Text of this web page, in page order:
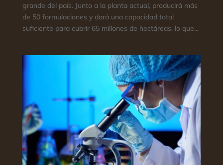
grande del país. Junto a la planta actual, producirá más
de 50 formulaciones y dará una capacidad total
suficiente para cubrir 65 millones de hectáreas, lo que...